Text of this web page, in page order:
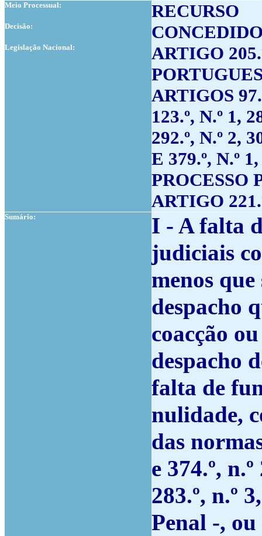
Meio Processual: RECURSO
Decisão:
Legislação Nacional:
ARTIGO
ARTIGOS
123.º, N.º 1,
292.º, N.º 2,
E 379.º, N.º
PROCESSO
ARTIGO
Sumário:
I - A falta
judiciais
menos
despacho
coacção
despacho
falta de
nulidade,
das
e 374.º,
283.º, n.º
Penal -,